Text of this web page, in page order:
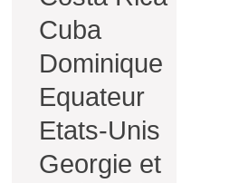
Cuba
Dominique
Equateur
Etats-Unis
Georgie et